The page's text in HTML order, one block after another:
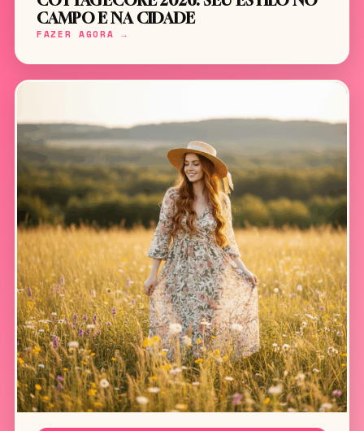
CAMPO E NA CIDADE
FAZER AGORA →